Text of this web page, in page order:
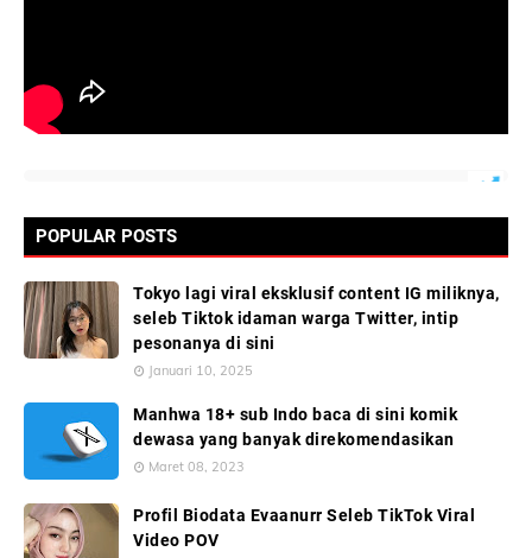
POPULAR POSTS
Tokyo lagi viral eksklusif content IG miliknya,
seleb Tiktok idaman warga Twitter, intip
pesonanya di sini
Januari 10, 2025
Manhwa 18+ sub Indo baca di sini komik
dewasa yang banyak direkomendasikan
Maret 08, 2023
Profil Biodata Evaanurr Seleb TikTok Viral
Video POV